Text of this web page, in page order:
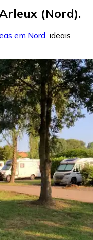
(Nord).
em Nord, ideais